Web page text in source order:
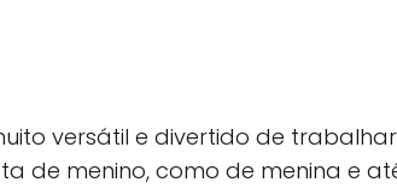
versátil e divertido de
de menino, como de menina e